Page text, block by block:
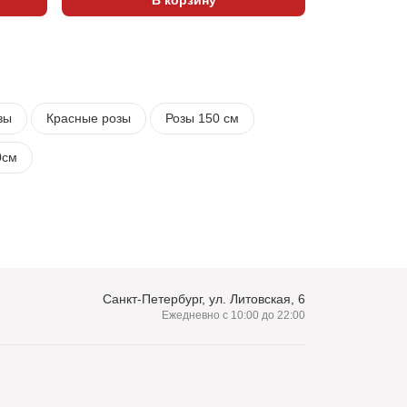
Красные розы Розы 150 см
Санкт-Петербург, ул. Литовская, 6
Ежедневно с 10:00 до 22:00